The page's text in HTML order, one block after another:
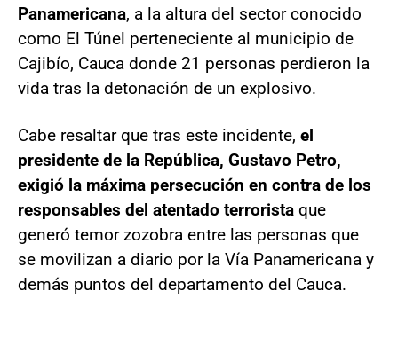
Panamericana, a la altura del sector conocido
como El Túnel perteneciente al municipio de
Cajibío, Cauca donde 21 personas perdieron la
vida tras la detonación de un explosivo.
Cabe resaltar que tras este incidente, el
presidente de la República, Gustavo Petro,
exigió la máxima persecución en contra de los
responsables del atentado terrorista que
generó temor zozobra entre las personas que
se movilizan a diario por la Vía Panamericana y
demás puntos del departamento del Cauca.